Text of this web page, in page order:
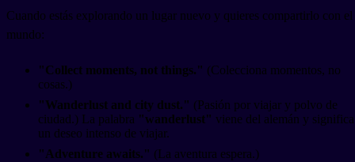
Cuando estás explorando un lugar nuevo y quieres compartirlo con el
mundo:
"Collect moments, not things." (Colecciona momentos, no
cosas.)
"Wanderlust and city dust." (Pasión por viajar y polvo de
ciudad.) La palabra "wanderlust" viene del alemán y significa
un deseo intenso de viajar.
"Adventure awaits." (La aventura espera.)